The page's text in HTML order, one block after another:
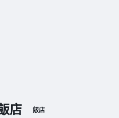
店 飯店